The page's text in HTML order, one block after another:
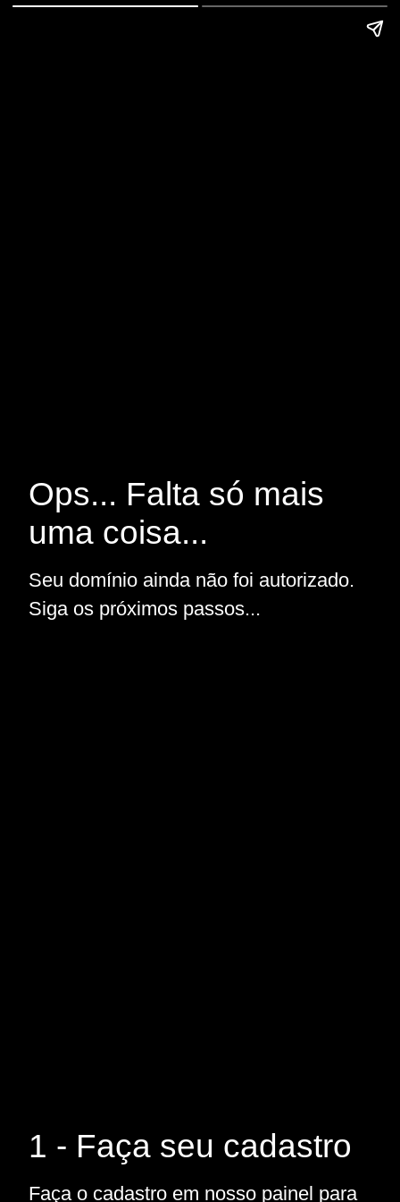
Ops... Falta só mais
uma coisa...
Seu domínio ainda não foi autorizado.
Siga os próximos passos...
1 - Faça seu cadastro
Faça o cadastro em nosso painel para